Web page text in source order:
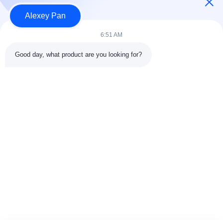
उत्पादों
संपर्क करें
श्रेणियाँ
Alexey Pan
6:51 AM
Good day, what product are you looking for?